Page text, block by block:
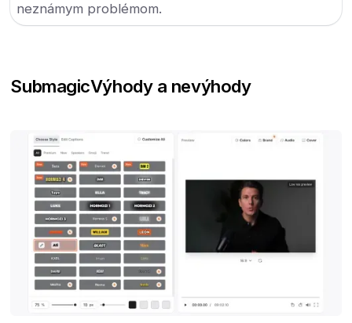
neznámym problémom.
SubmagicVýhody a nevýhody